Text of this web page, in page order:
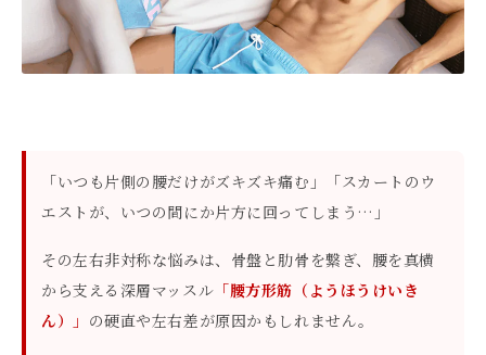
「いつも片側の腰だけがズキズキ痛む」「スカートのウ
エストが、いつの間にか片方に回ってしまう…」
その左右非対称な悩みは、骨盤と肋骨を繋ぎ、腰を真横
から支える深層マッスル 「腰方形筋（ようほうけいき
ん）」 の硬直や左右差が原因かもしれません。